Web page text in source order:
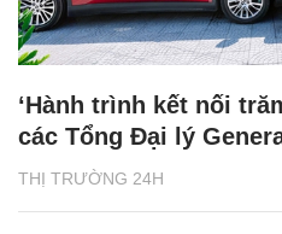
THỊ TRƯỜNG 24H
‘Hành trình kết nối
các Tổng Đại lý